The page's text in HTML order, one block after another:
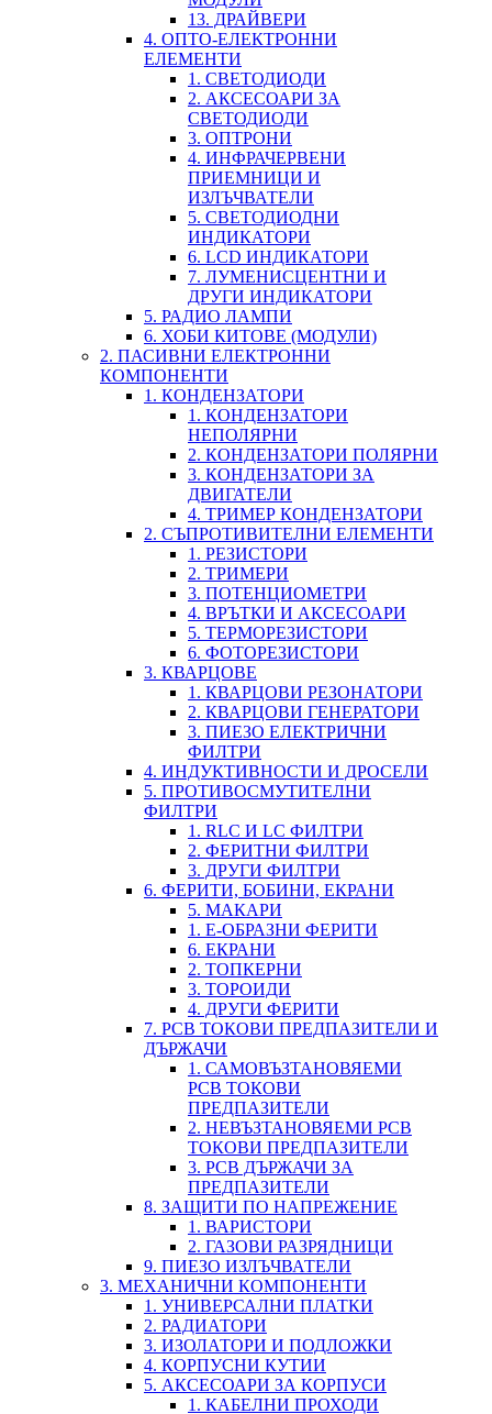
13. ДРАЙВЕРИ
4. ОПТО-ЕЛЕКТРОННИ
ЕЛЕМЕНТИ
1. СВЕТОДИОДИ
2. АКСЕСОАРИ ЗА
СВЕТОДИОДИ
3. ОПТРОНИ
4. ИНФРАЧЕРВЕНИ
ПРИЕМНИЦИ И
ИЗЛЪЧВАТЕЛИ
5. СВЕТОДИОДНИ
ИНДИКАТОРИ
6. LCD ИНДИКАТОРИ
7. ЛУМЕНИСЦЕНТНИ И
ДРУГИ ИНДИКАТОРИ
5. РАДИО ЛАМПИ
6. ХОБИ КИТОВЕ (МОДУЛИ)
2. ПАСИВНИ ЕЛЕКТРОННИ
КОМПОНЕНТИ
1. КОНДЕНЗАТОРИ
1. КОНДЕНЗАТОРИ
НЕПОЛЯРНИ
2. КОНДЕНЗАТОРИ ПОЛЯРНИ
3. КОНДЕНЗАТОРИ ЗА
ДВИГАТЕЛИ
4. ТРИМЕР КОНДЕНЗАТОРИ
2. СЪПРОТИВИТЕЛНИ ЕЛЕМЕНТИ
1. РЕЗИСТОРИ
2. ТРИМЕРИ
3. ПОТЕНЦИОМЕТРИ
4. ВРЪТКИ И АКСЕСОАРИ
5. ТЕРМОРЕЗИСТОРИ
6. ФОТОРЕЗИСТОРИ
3. КВАРЦОВЕ
1. КВАРЦОВИ РЕЗОНАТОРИ
2. КВАРЦОВИ ГЕНЕРАТОРИ
3. ПИЕЗО ЕЛЕКТРИЧНИ
ФИЛТРИ
4. ИНДУКТИВНОСТИ И ДРОСЕЛИ
5. ПРОТИВОСМУТИТЕЛНИ
ФИЛТРИ
1. RLC И LC ФИЛТРИ
2. ФЕРИТНИ ФИЛТРИ
3. ДРУГИ ФИЛТРИ
6. ФЕРИТИ, БОБИНИ, ЕКРАНИ
5. МАКАРИ
1. Е-ОБРАЗНИ ФЕРИТИ
6. ЕКРАНИ
2. ТОПКЕРНИ
3. ТОРОИДИ
4. ДРУГИ ФЕРИТИ
7. PCB ТОКОВИ ПРЕДПАЗИТЕЛИ И
ДЪРЖАЧИ
1. САМОВЪЗТАНОВЯЕМИ
PCB ТОКОВИ
ПРЕДПАЗИТЕЛИ
2. НЕВЪЗТАНОВЯЕМИ PCB
ТОКОВИ ПРЕДПАЗИТЕЛИ
3. PCB ДЪРЖАЧИ ЗА
ПРЕДПАЗИТЕЛИ
8. ЗАЩИТИ ПО НАПРЕЖЕНИЕ
1. ВАРИСТОРИ
2. ГАЗОВИ РАЗРЯДНИЦИ
9. ПИЕЗО ИЗЛЪЧВАТЕЛИ
3. МЕХАНИЧНИ КОМПОНЕНТИ
1. УНИВЕРСАЛНИ ПЛАТКИ
2. РАДИАТОРИ
3. ИЗОЛАТОРИ И ПОДЛОЖКИ
4. КОРПУСНИ КУТИИ
5. АКСЕСОАРИ ЗА КОРПУСИ
1. КАБЕЛНИ ПРОХОДИ